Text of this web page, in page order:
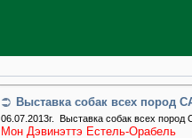
Выставка собак всех пород
06.07.2013г. Выставка собак всех
Мон Дэвинэттэ Естель-Орабель